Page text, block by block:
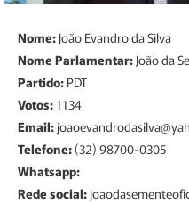
Nome: João Evandro da Silva
Nome Parlamentar: João da
Partido: PDT
Votos: 1134
Email:
Telefone:(32) 98700-0305
Whatsapp:
Rede social: